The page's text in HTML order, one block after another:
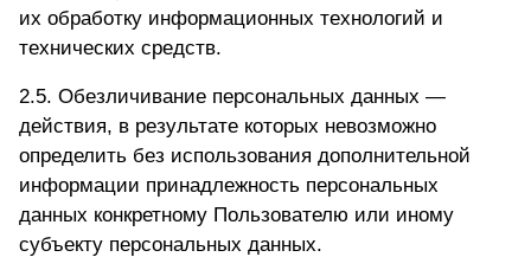
их обработку информационных технологий и
технических средств.
2.5. Обезличивание персональных данных —
действия, в результате которых невозможно
определить без использования дополнительной
информации принадлежность персональных
данных конкретному Пользователю или иному
субъекту персональных данных.